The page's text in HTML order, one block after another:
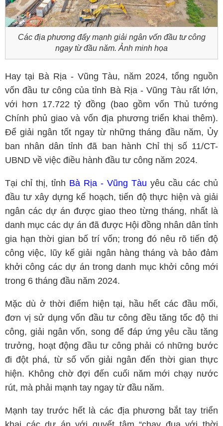
Các địa phương đẩy mạnh giải ngân vốn đầu tư công
ngay từ đầu năm. Ảnh minh họa
Hay tại Bà Rịa - Vũng Tàu, năm 2024, tổng nguồn
vốn đầu tư công của tỉnh Bà Rịa - Vũng Tàu rất lớn,
với hơn 17.722 tỷ đồng (bao gồm vốn Thủ tướng
Chính phủ giao và vốn địa phương triển khai thêm).
Để giải ngân tốt ngay từ những tháng đầu năm, Ủy
ban nhân dân tỉnh đã ban hành Chỉ thị số 11/CT-
UBND về việc điều hành đầu tư công năm 2024.
Tại chỉ thị, tỉnh Bà Rịa - Vũng Tàu yêu cầu các chủ
đầu tư xây dựng kế hoạch, tiến độ thực hiện và giải
ngân các dự án được giao theo từng tháng, nhất là
danh mục các dự án đã được Hội đồng nhân dân tỉnh
gia hạn thời gian bố trí vốn; trong đó nêu rõ tiến độ
công việc, lũy kế giải ngân hàng tháng và bảo đảm
khởi công các dự án trong danh mục khởi công mới
trong 6 tháng đầu năm 2024.
Mặc dù ở thời điểm hiện tại, hầu hết các đầu mối,
đơn vị sử dụng vốn đầu tư công đều tăng tốc độ thi
công, giải ngân vốn, song để đáp ứng yêu cầu tăng
trưởng, hoạt động đầu tư công phải có những bước
đi đột phá, từ số vốn giải ngân đến thời gian thực
hiện. Không chờ đợi đến cuối năm mới chạy nước
rút, mà phải mạnh tay ngay từ đầu năm.
Mạnh tay trước hết là các địa phương bắt tay triển